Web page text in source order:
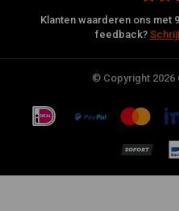
Klanten waarderen ons met
feedback?
© Copyright